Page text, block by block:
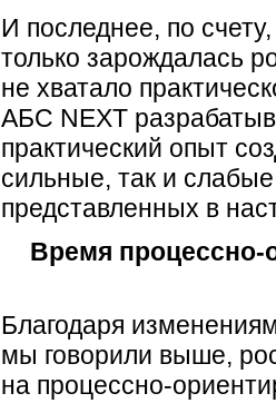
И последнее, по
только зарождалась
не хватало
АБС NEXT
практический опыт
сильные, так и
представленных в
Время процессно-
Благодаря
мы говорили выше,
на процессно-